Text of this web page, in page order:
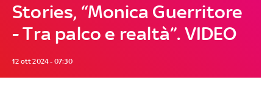
Stories, “Monica Guerritore
- Tra palco e realtà”. VIDEO
12 ott 2024 - 07:30